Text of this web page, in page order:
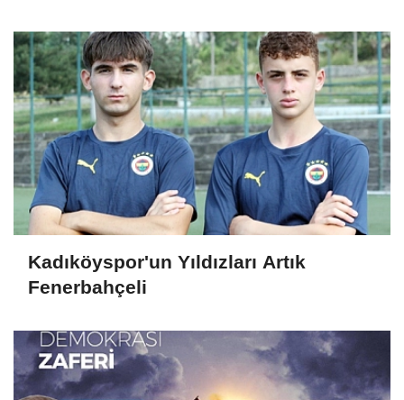
Kadıköyspor'un Yıldızları Artık
Fenerbahçeli